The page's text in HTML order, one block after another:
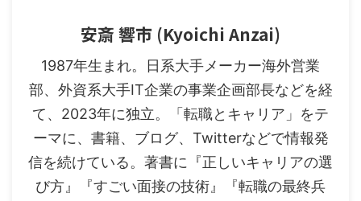
安斎 響市 (Kyoichi Anzai)
1987年生まれ。日系大手メーカー海外営業
部、外資系大手IT企業の事業企画部長などを経
て、2023年に独立。「転職とキャリア」をテ
ーマに、書籍、ブログ、Twitterなどで情報発
信を続けている。著書に『正しいキャリアの選
び方』『すごい面接の技術』『転職の最終兵